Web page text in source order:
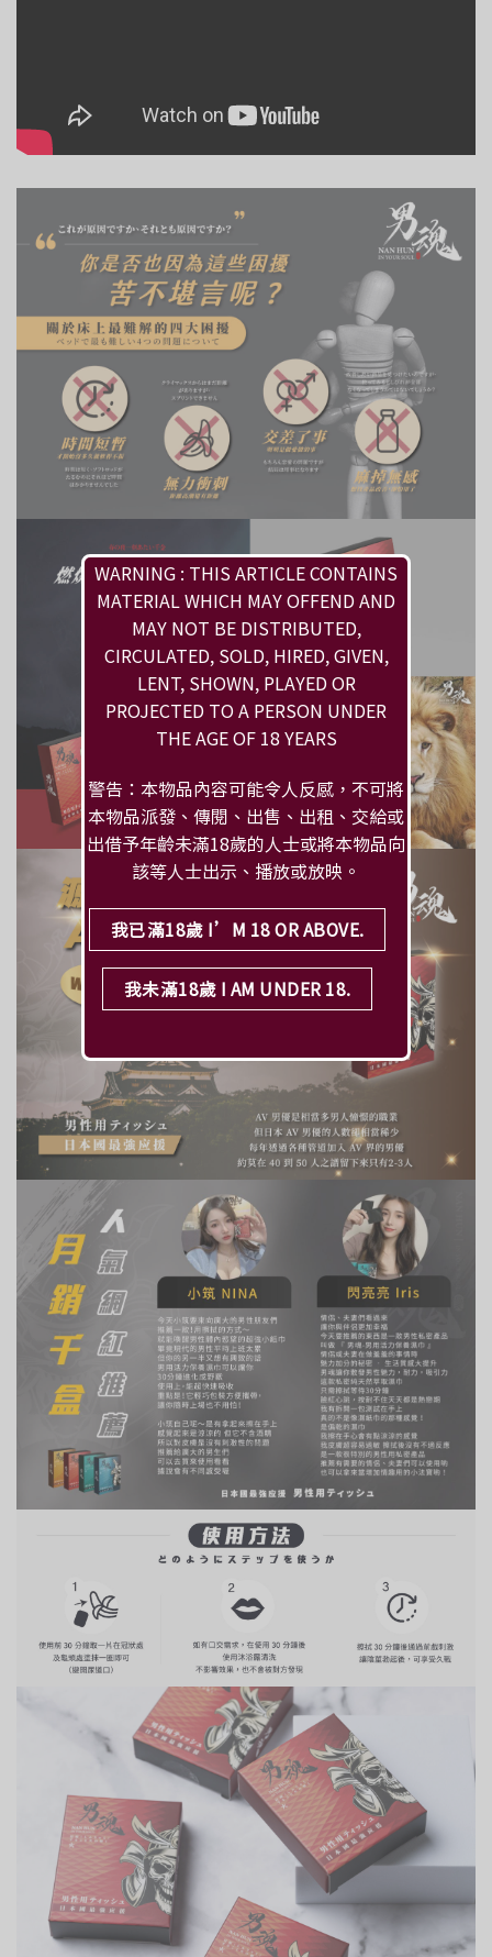
WARNING : THIS ARTICLE CONTAINS
MATERIAL WHICH MAY OFFEND AND
MAY NOT BE DISTRIBUTED,
CIRCULATED, SOLD, HIRED, GIVEN,
LENT, SHOWN, PLAYED OR
PROJECTED TO A PERSON UNDER
THE AGE OF 18 YEARS
警告：本物品內容可能令人反感，不可將
本物品派發、傳閱、出售、出租、交給或
出借予年齡未滿18歲的人士或將本物品向
該等人士出示、播放或放映。